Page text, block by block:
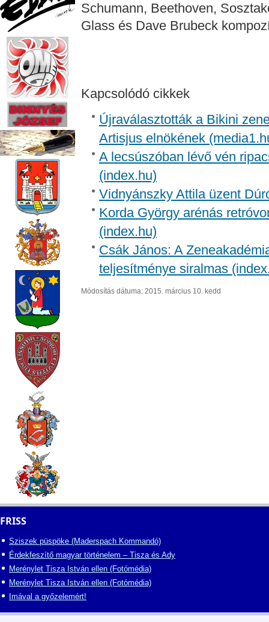
Schumann, Beethoven,
Glass és Dave Brubeck
Kapcsolódó cikkek
Újraválasztották a Bikini
Artisjus elnökének
A lecsúszóban lévő vén
(index.hu)
Vidnyánszky Attila üzent
Korda György arénás
(index.hu)
Csák János: A
teljesítménye siralmas
Módosítás dátuma: 2015. március 10. kedd
FRISS
Sziszek püspöke (Maderspach Kommandó)
Érdekfeszítő magyar történelem – Tisza és Ady
Merénylet Tisza István ellen (Fotómédia)
Merénylet Tisza István ellen (Fotómédia)
Imával a győzelemért!